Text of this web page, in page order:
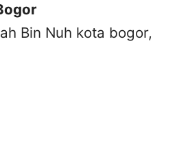
Bin Nuh kota bogor,